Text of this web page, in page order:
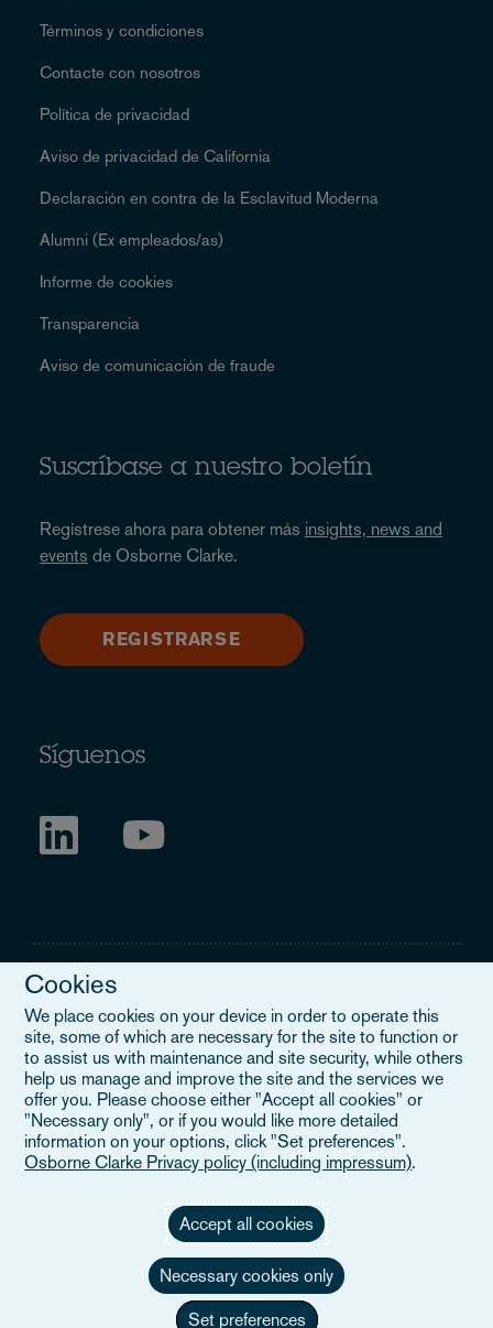
Términos y condiciones
Contacte con nosotros
Política de privacidad
Aviso de privacidad de California
Declaración en contra de la Esclavitud Moderna
Alumni (Ex empleados/as)
Informe de cookies
Transparencia
Aviso de comunicación de fraude
Suscríbase a nuestro boletín
Regístrese ahora para obtener más insights, news and
events de Osborne Clarke.
REGISTRARSE
Síguenos
Legal Notice
When you read about Osborne Clarke on this site, we are either
referring to our international organisation, Osborne Clarke Verein
(OCV), or one of its member firms. OCV is a Swiss verein and
doesn’t provide services to clients. The OCV member firms are all
separate legal entities and have no authority to obligate or bind
Cookies
We place cookies on your device in order to operate this
site, some of which are necessary for the site to function or
to assist us with maintenance and site security, while others
help us manage and improve the site and the services we
offer you. Please choose either "Accept all cookies" or
"Necessary only", or if you would like more detailed
information on your options, click "Set preferences".
Osborne Clarke Privacy policy (including impressum).
Accept all cookies
Necessary cookies only
Set preferences